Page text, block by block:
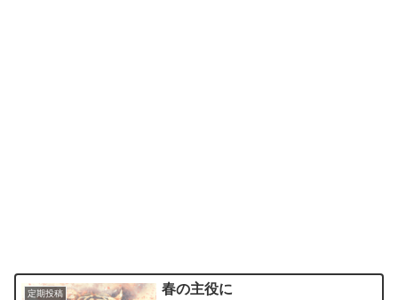
定期投稿 春の主役に